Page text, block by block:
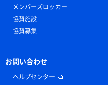
メンバーズロッカー
協賛施設
協賛募集
お問い合わせ
ヘルプセンター